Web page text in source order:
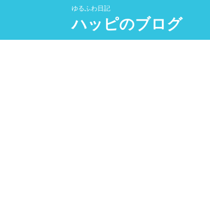
ゆるふわ日記
ハッピのブログ